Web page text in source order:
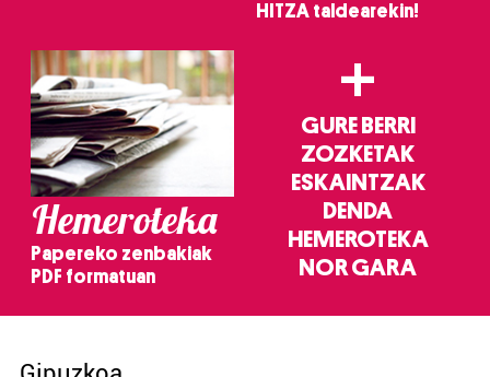
HITZA taldearekin!
Hemeroteka
Papereko zenbakiak
PDF formatuan
+
GURE BERRI
ZOZKETAK
ESKAINTZAK
DENDA
HEMEROTEKA
NOR GARA